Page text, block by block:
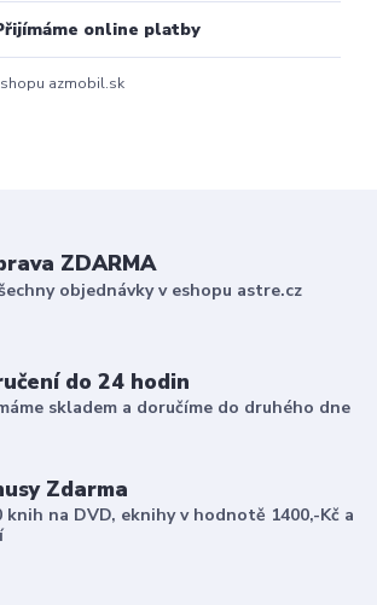
online platby
ZDARMA
objednávky v eshopu astre.cz
do 24 hodin
skladem a doručíme do druhého dne
Zdarma
knih na DVD, eknihy v hodnotě 1400,-Kč a